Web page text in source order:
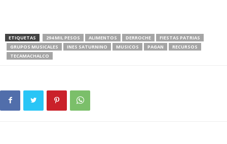
ETIQUETAS 294 MIL PESOS ALIMENTOS DERROCHE
FIESTAS PATRIAS
GRUPOS MUSICALES
INES SATURNINO MUSICOS PAGAN
RECURSOS
TECAMACHALCO